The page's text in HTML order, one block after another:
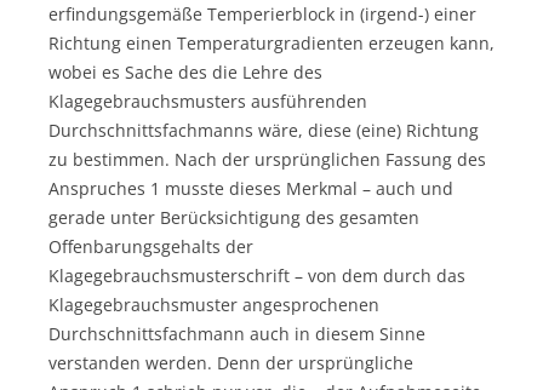
erfindungsgemäße Temperierblock in (irgend-) einer
Richtung einen Temperaturgradienten erzeugen kann,
wobei es Sache des die Lehre des
Klagegebrauchsmusters ausführenden
Durchschnittsfachmanns wäre, diese (eine) Richtung
zu bestimmen. Nach der ursprünglichen Fassung des
Anspruches 1 musste dieses Merkmal – auch und
gerade unter Berücksichtigung des gesamten
Offenbarungsgehalts der
Klagegebrauchsmusterschrift – von dem durch das
Klagegebrauchsmuster angesprochenen
Durchschnittsfachmann auch in diesem Sinne
verstanden werden. Denn der ursprüngliche